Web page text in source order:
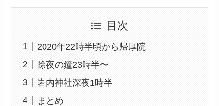
目次
2020年22時半頃から帰厚院
除夜の鐘23時半〜
岩内神社深夜1時半
まとめ